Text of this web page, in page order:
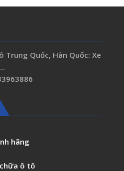
Trung Quốc, Hàn Quốc: Xe
hãng
ô tô